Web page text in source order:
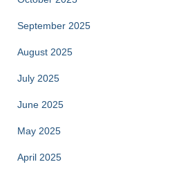
September 2025
August 2025
July 2025
June 2025
May 2025
April 2025